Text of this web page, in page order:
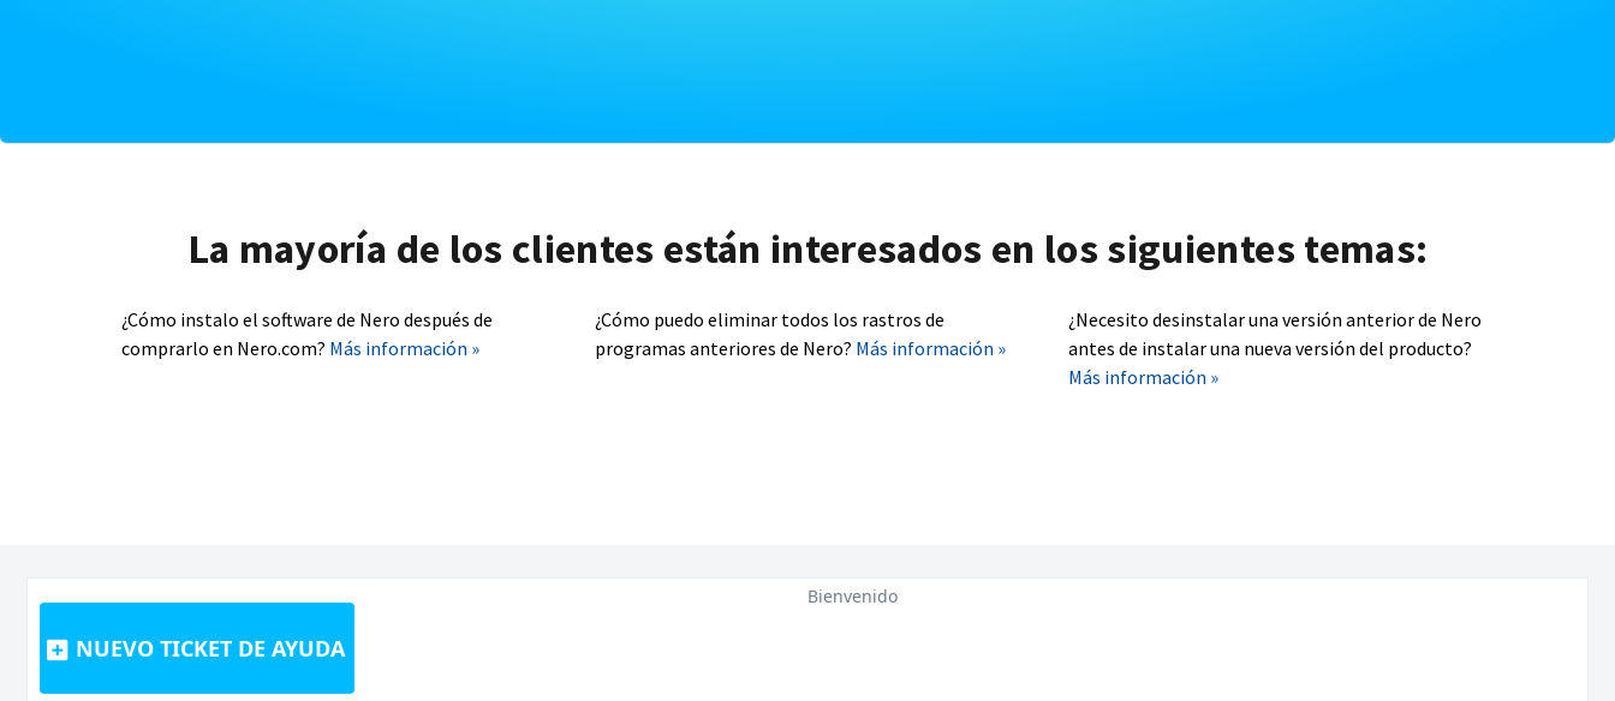
La mayoría de los clientes están interesados en los siguientes temas:
¿Cómo instalo el software de Nero después de
comprarlo en Nero.com? Más información »
¿Cómo puedo eliminar todos los rastros de
programas anteriores de Nero? Más información »
¿Necesito desinstalar una versión anterior de Nero
antes de instalar una nueva versión del producto?
Más información »
NUEVO TICKET DE AYUDA
Bienvenido